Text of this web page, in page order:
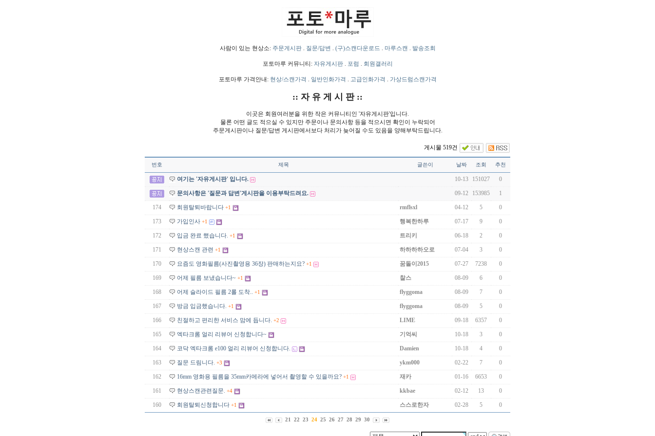
사람이 있는 현상소: 주문게시판. 질문/답변 . (구)스캔다운로드 . 마루스캔 . 발송조회
포토마루 커뮤니티: 자유게시판. 포럼 . 회원갤러리
포토마루 가격안내: 현상/스캔가격 . 일반인화가격 . 고급인화가격 . 가상드럼스캔가격
:: 자 유 게 시 판 ::
이곳은 회원여러분을 위한 작은 커뮤니티인 '자유게시판'입니다.
물론 어떤 글도 적으실 수 있지만 주문이나 문의사항 등을 적으시면 확인이 누락되어
주문게시판이나 질문/답변 게시판에서보다 처리가 늦어질 수도 있음을 양해부탁드립니다.
게시물 519건
번호 제목 글쓴이 날짜 조회 추천
여기는 '자유게시판' 입니다. 10-13 151027 0
문의사항은 '질문과 답변'게시판을 이용부탁드려요. 09-12 153985 1
174 회원탈퇴바랍니다 +1 rmflsxl 04-12 5 0
173 가입인사 +1 행복한하루 07-17 9 0
172 입금 완료 했습니다. +1 트리키 06-18 2 0
171 현상스캔 관련 +1 하하하하오로 07-04 3 0
170 요즘도 영화필름(사진촬영용 36장) 판매하는지요? +1 꿈돌이2015 07-27 7238 0
169 어제 필름 보냈습니다~ +1 찰스 08-09 6 0
168 어제 슬라이드 필름 2롤 도착.. +1 flyggoma 08-09 7 0
167 방금 입금했습니다. +1 flyggoma 08-09 5 0
166 친절하고 편리한 서비스 맘에 듭니다. +2 LIME 09-18 6357 0
165 엑타크롬 얼리 리뷰어 신청합니다~ 기억씨 10-18 3 0
164 코닥 엑타크롬 e100 얼리 리뷰어 신청합니다. Damien 10-18 4 0
163 질문 드림니다. +3 ykm000 02-22 7 0
162 16mm 영화용 필름을 35mm카메라에 넣어서 촬영할 수 있을까요? +1 재카 01-16 6653 0
161 현상스캔관련질문. +4 kkbae 02-12 13 0
160 회원탈퇴신청합니다 +1 스스로한자 02-28 5 0
21 22 23 24 25 26 27 28 29 30